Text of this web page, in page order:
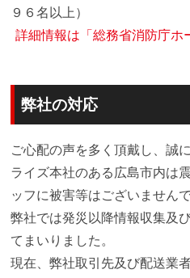
９６名以上）
詳細情報は「総務省消防庁ホ
弊社の対応
ご心配の声を多く頂戴し、誠
ライズ本社のある広島市内は
ッフに被害等はございませんで
弊社では発災以降情報収集及
てまいりました。
現在、弊社取引先及び配送業